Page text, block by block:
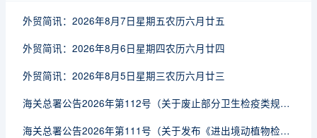
外贸简讯：2026年8月7日星期五农历六月廿五
外贸简讯：2026年8月6日星期四农历六月廿四
外贸简讯：2026年8月5日星期三农历六月廿三
海关总署公告2026年第112号（关于废止部分卫生检疫类规范性文件的公告）
海关总署公告2026年第111号（关于发布《进出境动植物检疫处理监督管理工作规定》《进出境卫生处理监督管理工作规定》的公告）